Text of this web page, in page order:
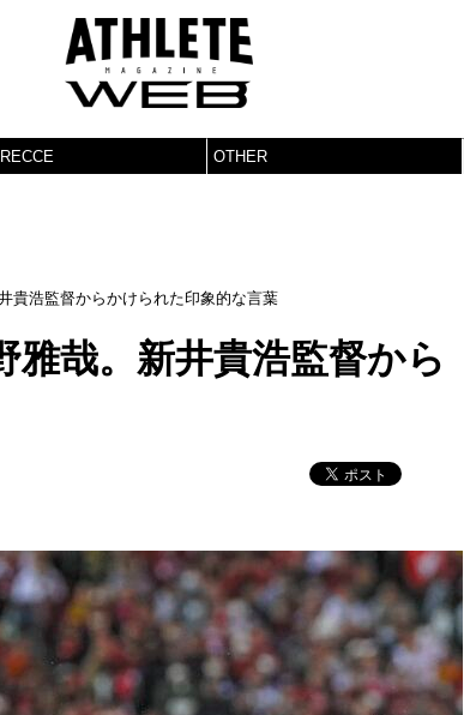
OTHER
貴浩監督からかけられた印象的な言葉
雅哉。新井貴浩監督から